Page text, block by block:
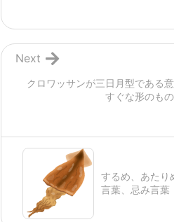
クロワッサンが三日月型である
すぐな形のも
Next
するめ、あたり
言葉、忌み言葉